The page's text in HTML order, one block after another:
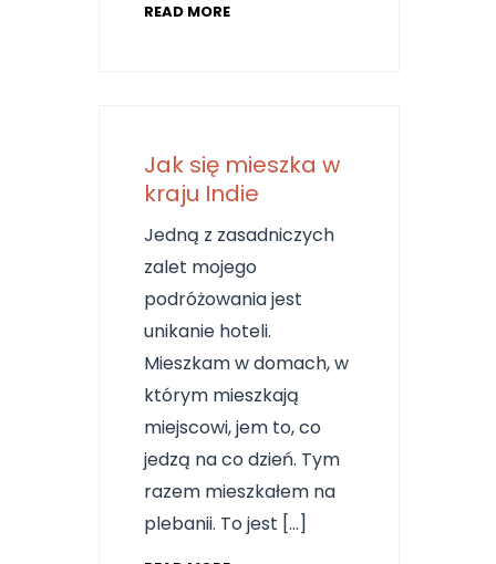
READ MORE
Jak się mieszka w
kraju Indie
Jedną z zasadniczych
zalet mojego
podróżowania jest
unikanie hoteli.
Mieszkam w domach, w
którym mieszkają
miejscowi, jem to, co
jedzą na co dzień. Tym
razem mieszkałem na
plebanii. To jest […]